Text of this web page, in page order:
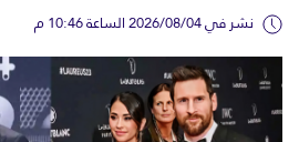
نشر في 2026/08/04 الساعة 10:46 م